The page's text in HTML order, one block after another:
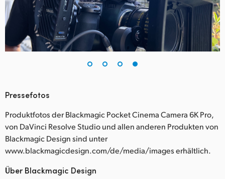
Pressefotos
Produktfotos der Blackmagic Pocket Cinema Camera 6K Pro,
von DaVinci Resolve Studio und allen anderen Produkten von
Blackmagic Design sind unter
www.blackmagicdesign.com/de/media/images erhältlich.
Über Blackmagic Design